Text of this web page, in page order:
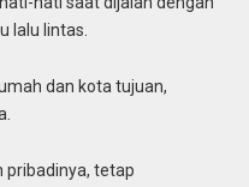
lalu lintas.
dan kota tujuan,
pribadinya, tetap